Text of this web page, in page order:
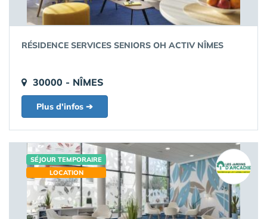
RÉSIDENCE SERVICES SENIORS OH ACTIV NÎMES
30000 - NÎMES
Plus d'infos ➔
SÉJOUR TEMPORAIRE
LOCATION